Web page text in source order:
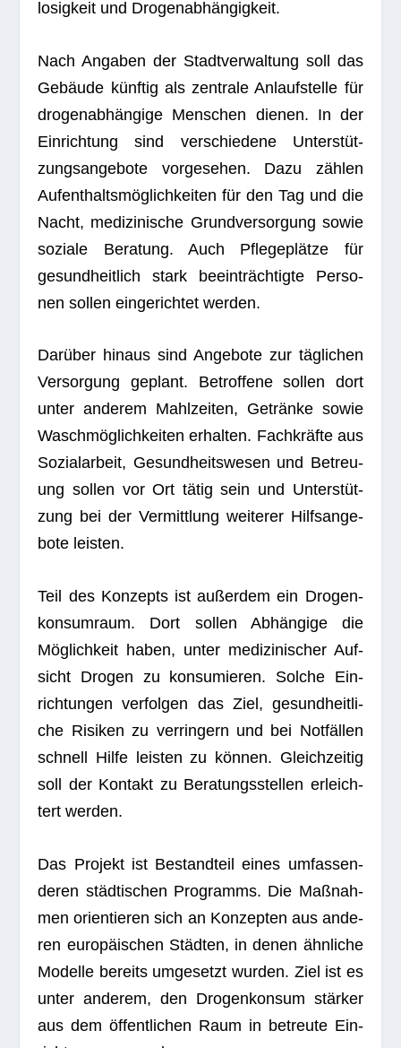
lo­sig­keit und Drogenabhängigkeit.
Nach Anga­ben der Stadt­ver­wal­tung soll das
Gebäude künf­tig als zen­trale Anlauf­stelle für
dro­gen­ab­hän­gige Men­schen die­nen. In der
Ein­rich­tung sind ver­schie­dene Unter­stüt­
zungs­an­ge­bote vor­ge­se­hen. Dazu zäh­len
Auf­ent­halts­mög­lich­kei­ten für den Tag und die
Nacht, medi­zi­ni­sche Grund­ver­sor­gung sowie
soziale Bera­tung. Auch Pfle­ge­plätze für
gesund­heit­lich stark beein­träch­tigte Per­so­
nen sol­len ein­ge­rich­tet werden.
Dar­über hin­aus sind Ange­bote zur täg­li­chen
Ver­sor­gung geplant. Betrof­fene sol­len dort
unter ande­rem Mahl­zei­ten, Getränke sowie
Wasch­mög­lich­kei­ten erhal­ten. Fach­kräfte aus
Sozi­al­ar­beit, Gesund­heits­we­sen und Betreu­
ung sol­len vor Ort tätig sein und Unter­stüt­
zung bei der Ver­mitt­lung wei­te­rer Hilfs­an­ge­
bote leisten.
Teil des Kon­zepts ist außer­dem ein Dro­gen­
kon­sum­raum. Dort sol­len Abhän­gige die
Mög­lich­keit haben, unter medi­zi­ni­scher Auf­
sicht Dro­gen zu kon­su­mie­ren. Sol­che Ein­
rich­tun­gen ver­fol­gen das Ziel, gesund­heit­li­
che Risi­ken zu ver­rin­gern und bei Not­fäl­len
schnell Hilfe leis­ten zu kön­nen. Gleich­zei­tig
soll der Kon­takt zu Bera­tungs­stel­len erleich­
tert werden.
Das Pro­jekt ist Bestand­teil eines umfas­sen­
de­ren städ­ti­schen Pro­gramms. Die Maß­nah­
men ori­en­tie­ren sich an Kon­zep­ten aus ande­
ren euro­päi­schen Städ­ten, in denen ähn­li­che
Modelle bereits umge­setzt wur­den. Ziel ist es
unter ande­rem, den Dro­gen­kon­sum stär­ker
aus dem öffent­li­chen Raum in betreute Ein­